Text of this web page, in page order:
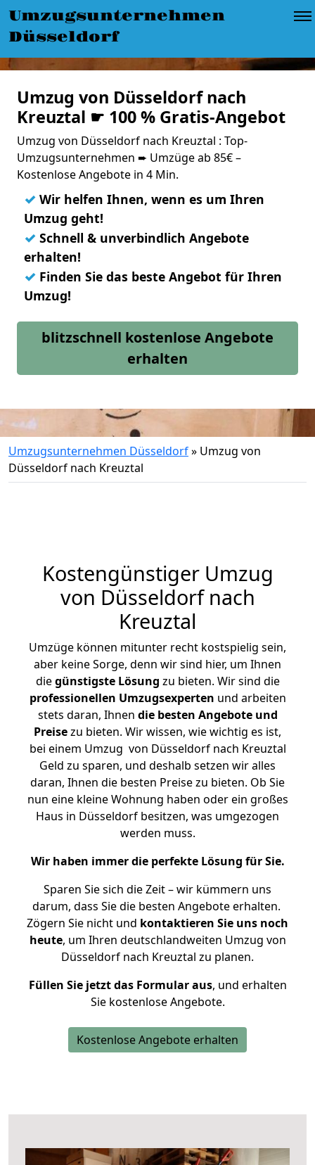
Umzugsunternehmen
Düsseldorf
Umzug von Düsseldorf nach
Kreuztal ☛ 100 % Gratis-Angebot
Umzug von Düsseldorf nach Kreuztal : Top-
Umzugsunternehmen ➨ Umzüge ab 85€ –
Kostenlose Angebote in 4 Min.
✓ Wir helfen Ihnen, wenn es um Ihren
Umzug geht!
✓ Schnell & unverbindlich Angebote
erhalten!
✓ Finden Sie das beste Angebot für Ihren
Umzug!
blitzschnell kostenlose Angebote
erhalten
Umzugsunternehmen Düsseldorf» Umzug von
Düsseldorf nach Kreuztal
Kostengünstiger Umzug
von Düsseldorf nach
Kreuztal
Umzüge können mitunter recht kostspielig sein,
aber keine Sorge, denn wir sind hier, um Ihnen
diegünstigste Lösung zu bieten. Wir sind die
professionellen Umzugsexperten und arbeiten
stets daran, Ihnen die besten Angebote und
Preisezu bieten. Wir wissen, wie wichtig es ist,
bei einem Umzug von Düsseldorf nach Kreuztal
Geld zu sparen, und deshalb setzen wir alles
daran, Ihnen die besten Preise zu bieten. Ob Sie
nun eine kleine Wohnung haben oder ein großes
Haus in Düsseldorf besitzen, was umgezogen
werden muss.
Wir haben immer die perfekte Lösung für Sie.
Sparen Sie sich die Zeit – wir kümmern uns
darum, dass Sie die besten Angebote erhalten.
Zögern Sie nicht und kontaktieren Sie uns noch
heute, um Ihren deutschlandweiten Umzug von
Düsseldorf nach Kreuztal zu planen.
Füllen Sie jetzt das Formular aus, und erhalten
Sie kostenlose Angebote.
Kostenlose Angebote erhalten